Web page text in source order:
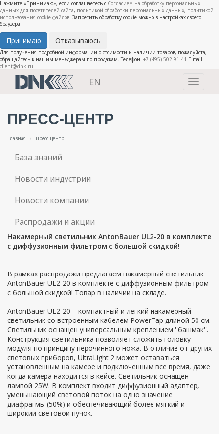
Нажмите «Принимаю», если соглашаетесь с Согласием на обработку персональных
данных для посетителей сайта, политикой обработки персональных данных, политикой
использования cookie-файлов. Запретить обработку cookie можно в настройках своего
браузера.
Принимаю Отказываюсь
Для получения подробной информации о стоимости и наличии товаров, пожалуйста,
обращайтесь к нашим менеджерам по продажам. Телефон: +7 (495) 502-91-41 E-mail:
client@dnk.ru
Toggle
EN
ПРЕСС-ЦЕНТР
Главная Пресс-центр
База знаний
Новости индустрии
Новости компании
Распродажи и акции
Накамерный светильник AntonBauer UL2-20 в комплекте
с диффузионным фильтром с большой скидкой!
В рамках распродажи предлагаем накамерный светильник
AntonBauer UL2-20 в комплекте с диффузионным фильтром
с большой скидкой! Товар в наличии на складе.
AntonBauer UL2-20 – компактный и легкий накамерный
светильник со встроенным кабелем PowerTap длиной 50 см.
Светильник оснащен универсальным креплением ''башмак''.
Конструкция светильника позволяет сложить головку
модуля по принципу перочинного ножа. В отличие от других
световых приборов, UltraLight 2 может оставаться
установленным на камере и подключенным все время, даже
когда камера находится в кейсе. Светильник оснащен
лампой 25W. В комплект входит диффузионный адаптер,
уменьшающий световой поток на одно значение
диафрагмы (50%) и обеспечивающий более мягкий и
широкий световой пучок.